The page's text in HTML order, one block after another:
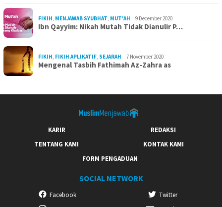
FIKIH MENJAWAB SYUBHAT MUT'AH 9 December 2020
Ibn Qayyim: Nikah Mutah Tidak Dianulir P…
FIKIH FIKIH APLIKATIF SEJARAH 7 November 2020
Mengenal Tasbih Fathimah Az-Zahra as
KARIR
REDAKSI
TENTANG KAMI
KONTAK KAMI
FORM PENGADUAN
SOCIAL NETWORK
Facebook
Twitter